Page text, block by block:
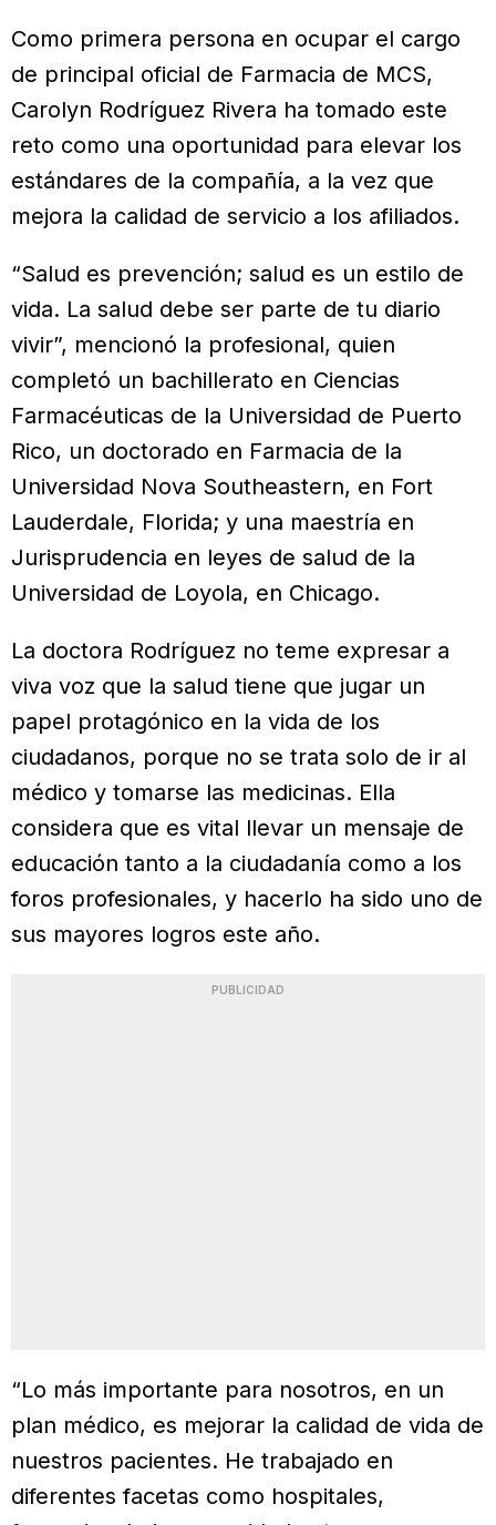
Como primera persona en ocupar el cargo
de principal oficial de Farmacia de MCS,
Carolyn Rodríguez Rivera ha tomado este
reto como una oportunidad para elevar los
estándares de la compañía, a la vez que
mejora la calidad de servicio a los afiliados.
“Salud es prevención; salud es un estilo de
vida. La salud debe ser parte de tu diario
vivir”, mencionó la profesional, quien
completó un bachillerato en Ciencias
Farmacéuticas de la Universidad de Puerto
Rico, un doctorado en Farmacia de la
Universidad Nova Southeastern, en Fort
Lauderdale, Florida; y una maestría en
Jurisprudencia en leyes de salud de la
Universidad de Loyola, en Chicago.
La doctora Rodríguez no teme expresar a
viva voz que la salud tiene que jugar un
papel protagónico en la vida de los
ciudadanos, porque no se trata solo de ir al
médico y tomarse las medicinas. Ella
considera que es vital llevar un mensaje de
educación tanto a la ciudadanía como a los
foros profesionales, y hacerlo ha sido uno de
sus mayores logros este año.
PUBLICIDAD
“Lo más importante para nosotros, en un
plan médico, es mejorar la calidad de vida de
nuestros pacientes. He trabajado en
diferentes facetas como hospitales,